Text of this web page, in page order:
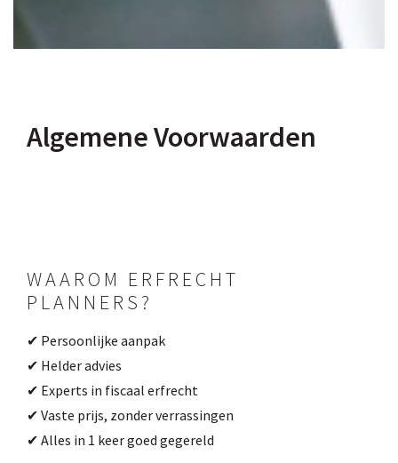
Algemene Voorwaarden
WAAROM ERFRECHT
PLANNERS?
✔ Persoonlijke aanpak
✔ Helder advies
✔ Experts in fiscaal erfrecht
✔ Vaste prijs, zonder verrassingen
✔ Alles in 1 keer goed gegereld